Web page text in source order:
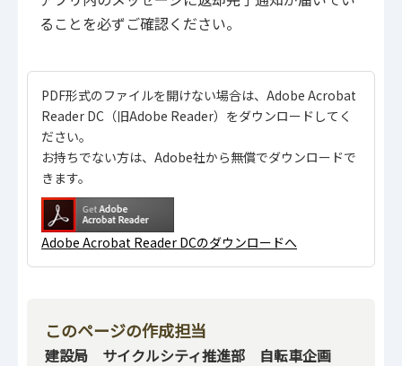
ることを必ずご確認ください。
PDF形式のファイルを開けない場合は、Adobe Acrobat
Reader DC（旧Adobe Reader）をダウンロードしてく
ださい。
お持ちでない方は、Adobe社から無償でダウンロードで
きます。
Adobe Acrobat Reader DCのダウンロードへ
このページの作成担当
建設局 サイクルシティ推進部 自転車企画